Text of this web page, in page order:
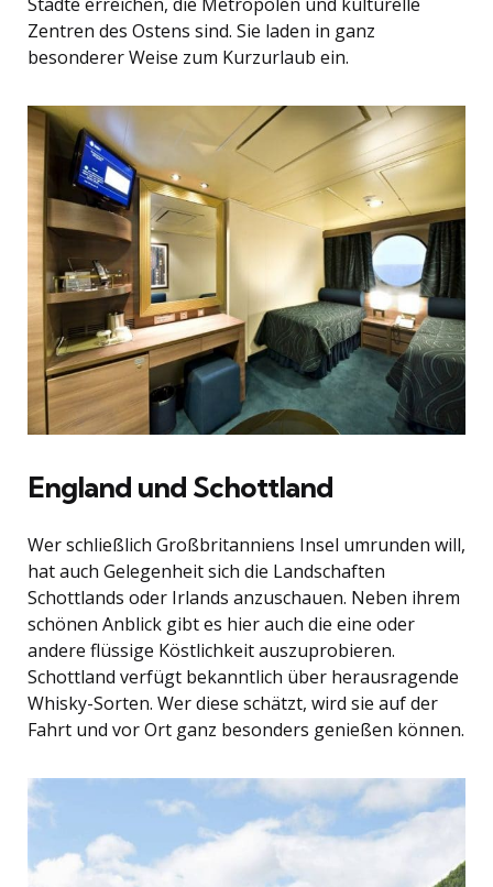
Zentren des Ostens sind. Sie laden in ganz
besonderer Weise zum Kurzurlaub ein.
England und Schottland
Wer schließlich Großbritanniens Insel umrunden will,
hat auch Gelegenheit sich die Landschaften
Schottlands oder Irlands anzuschauen. Neben ihrem
schönen Anblick gibt es hier auch die eine oder
andere flüssige Köstlichkeit auszuprobieren.
Schottland verfügt bekanntlich über herausragende
Whisky-Sorten. Wer diese schätzt, wird sie auf der
Fahrt und vor Ort ganz besonders genießen können.